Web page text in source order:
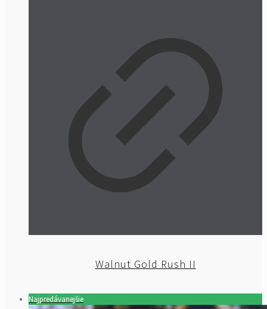
Walnut Gold Rush II
Najpredávanejšie